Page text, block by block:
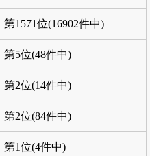
第1571位(16902件中)
第5位(48件中)
第2位(14件中)
第2位(84件中)
第1位(4件中)